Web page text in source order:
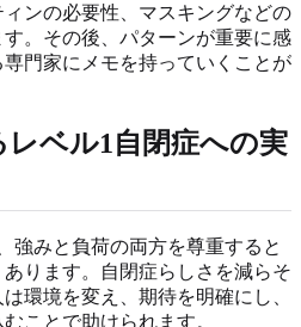
ンの必要性、マスキングなどの
。その後、パターンが重要に感
門家にメモを持っていくことが
レベル1自閉症への実
強みと負荷の両方を尊重すると
ります。自閉症らしさを減らそ
環境を変え、期待を明確にし、
ことで助けられます。